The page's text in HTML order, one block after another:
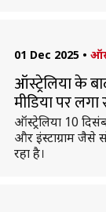
01 Dec 2025 •
ऑस्ट्रेलिया के
मीडिया पर
ऑस्ट्रेलिया 10
और इंस्टाग्राम जैसे
रहा है।